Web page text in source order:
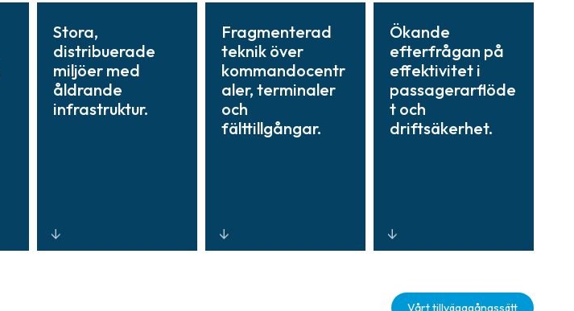
Stora,
distribuerade
miljöer med
åldrande
infrastruktur.
Fragmenterad
teknik över
kommandocentr
aler, terminaler
och
fälttillgångar.
Ökande
efterfrågan på
effektivitet i
passagerarflöde
t och
driftsäkerhet.
ochVårt tillvägagångssätt